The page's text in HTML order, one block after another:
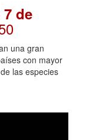
de
una gran
con mayor
las especies